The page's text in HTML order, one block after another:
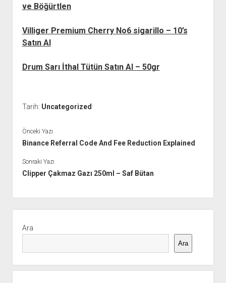
ve Böğürtlen
Villiger Premium Cherry No6 sigarillo – 10’s
Satın Al
Drum Sarı İthal Tütün Satın Al – 50gr
Tarih: Uncategorized
Önceki Yazı
Binance Referral Code And Fee Reduction Explained
Sonraki Yazı
Clipper Çakmaz Gazı 250ml – Saf Bütan
Menü
Ara
Ara